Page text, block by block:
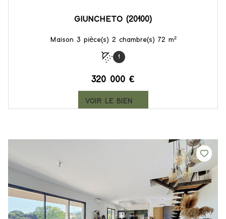
GIUNCHETO (20100)
Maison 3 pièce(s) 2 chambre(s) 72 m²
1
320 000 €
VOIR LE BIEN